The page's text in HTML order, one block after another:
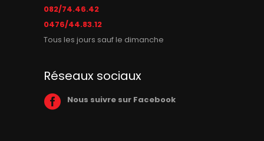
082/74.46.42
0476/44.83.12
Tous les jours sauf le dimanche
Réseaux sociaux
Nous suivre sur Facebook